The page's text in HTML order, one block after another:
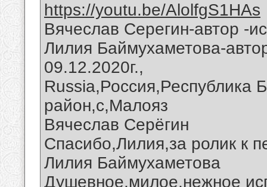
https://youtu.be/AlolfgS1HAs
Вячеслав Серегин-автор -
Лилия Баймухаметова-
09.12.2020г.,
Russia,Россия,Республика
район,с,Малояз
Вячеслав Серёгин
Спасибо,Лилия,за ролик к
Лилия Баймухаметова
Душевное,милое,нежное